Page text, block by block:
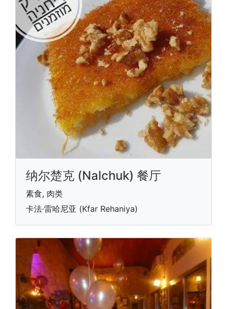
纳尔楚克 (Nalchuk) 餐厅
素食, 肉类
卡法·雷哈尼亚 (Kfar Rehaniya)